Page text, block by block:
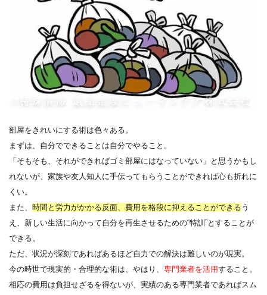
部屋をきれいにする術は色々ある。
まずは、自分でできることは自分でやること。
「そもそも、それができればゴミ部屋にはなっていない」と思うかもし
れないが、家族や友人知人に手伝ってもらうことができれば心も折れに
くい。
また、 時間と労力がかかる反面、費用を格段に抑えることができる う
え、新しい生活に向かって自分を再生させるための“特訓”とすることが
できる。
ただ、状況が深刻であればあるほど自力での解決は難しいのが現実。
今の時世で現実的・合理的な術は、やはり、 専門業者を活用すること。
相応の費用は負担せざるを得ないが、実績のある専門業者であればスム